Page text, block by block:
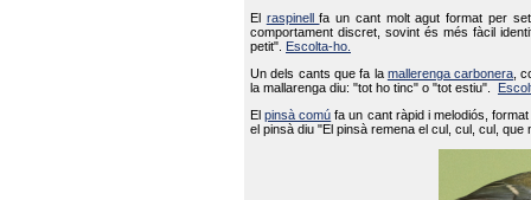
El raspinellfa un cant molt agut format per
comportament discret, sovint és més fàcil
petit".
Escolta-ho.
Un dels cants que fa la mallerenga carbonera ,
la mallarenga diu: "tot ho tinc" o "tot estiu".
Elpinsà comú fa un cant ràpid i melodiós,
el pinsà diu "El pinsà remena el cul, cul, cul,